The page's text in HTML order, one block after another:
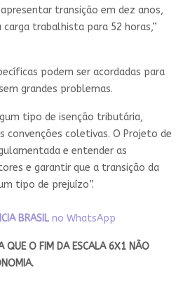
transição em dez anos,
trabalhista para 52 horas,”
podem ser acordadas para
grandes problemas.
tipo de isenção tributária,
convenções coletivas. O Projeto de
e entender as
e garantir que a transição da
tipo de prejuízo”.
BRASIL no WhatsApp
QUE O FIM DA ESCALA 6X1 NÃO